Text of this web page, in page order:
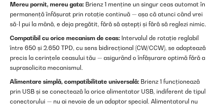
Mereu pornit, mereu gata: Brienz 1 menține un singur ceas automat în
permanență înfășurat prin rotație continuă — așa că atunci când vrei
să-l pui la mână, e deja pregătit, fără să aștepți și fără să reglezi nimic.
Compatibil cu orice mecanism de ceas: Intervalul de rotație reglabil
între 650 și 2.650 TPD, cu sens bidirecțional (CW/CCW), se adaptează
precis la cerințele ceasului tău — asigurând o înfășurare optimă fără a
suprasolicita mecanismul.
Alimentare simplă, compatibilitate universală: Brienz 1 funcționează
prin USB și se conectează la orice alimentator USB, indiferent de tipul
conectorului — nu ai nevoie de un adaptor special. Alimentatorul nu